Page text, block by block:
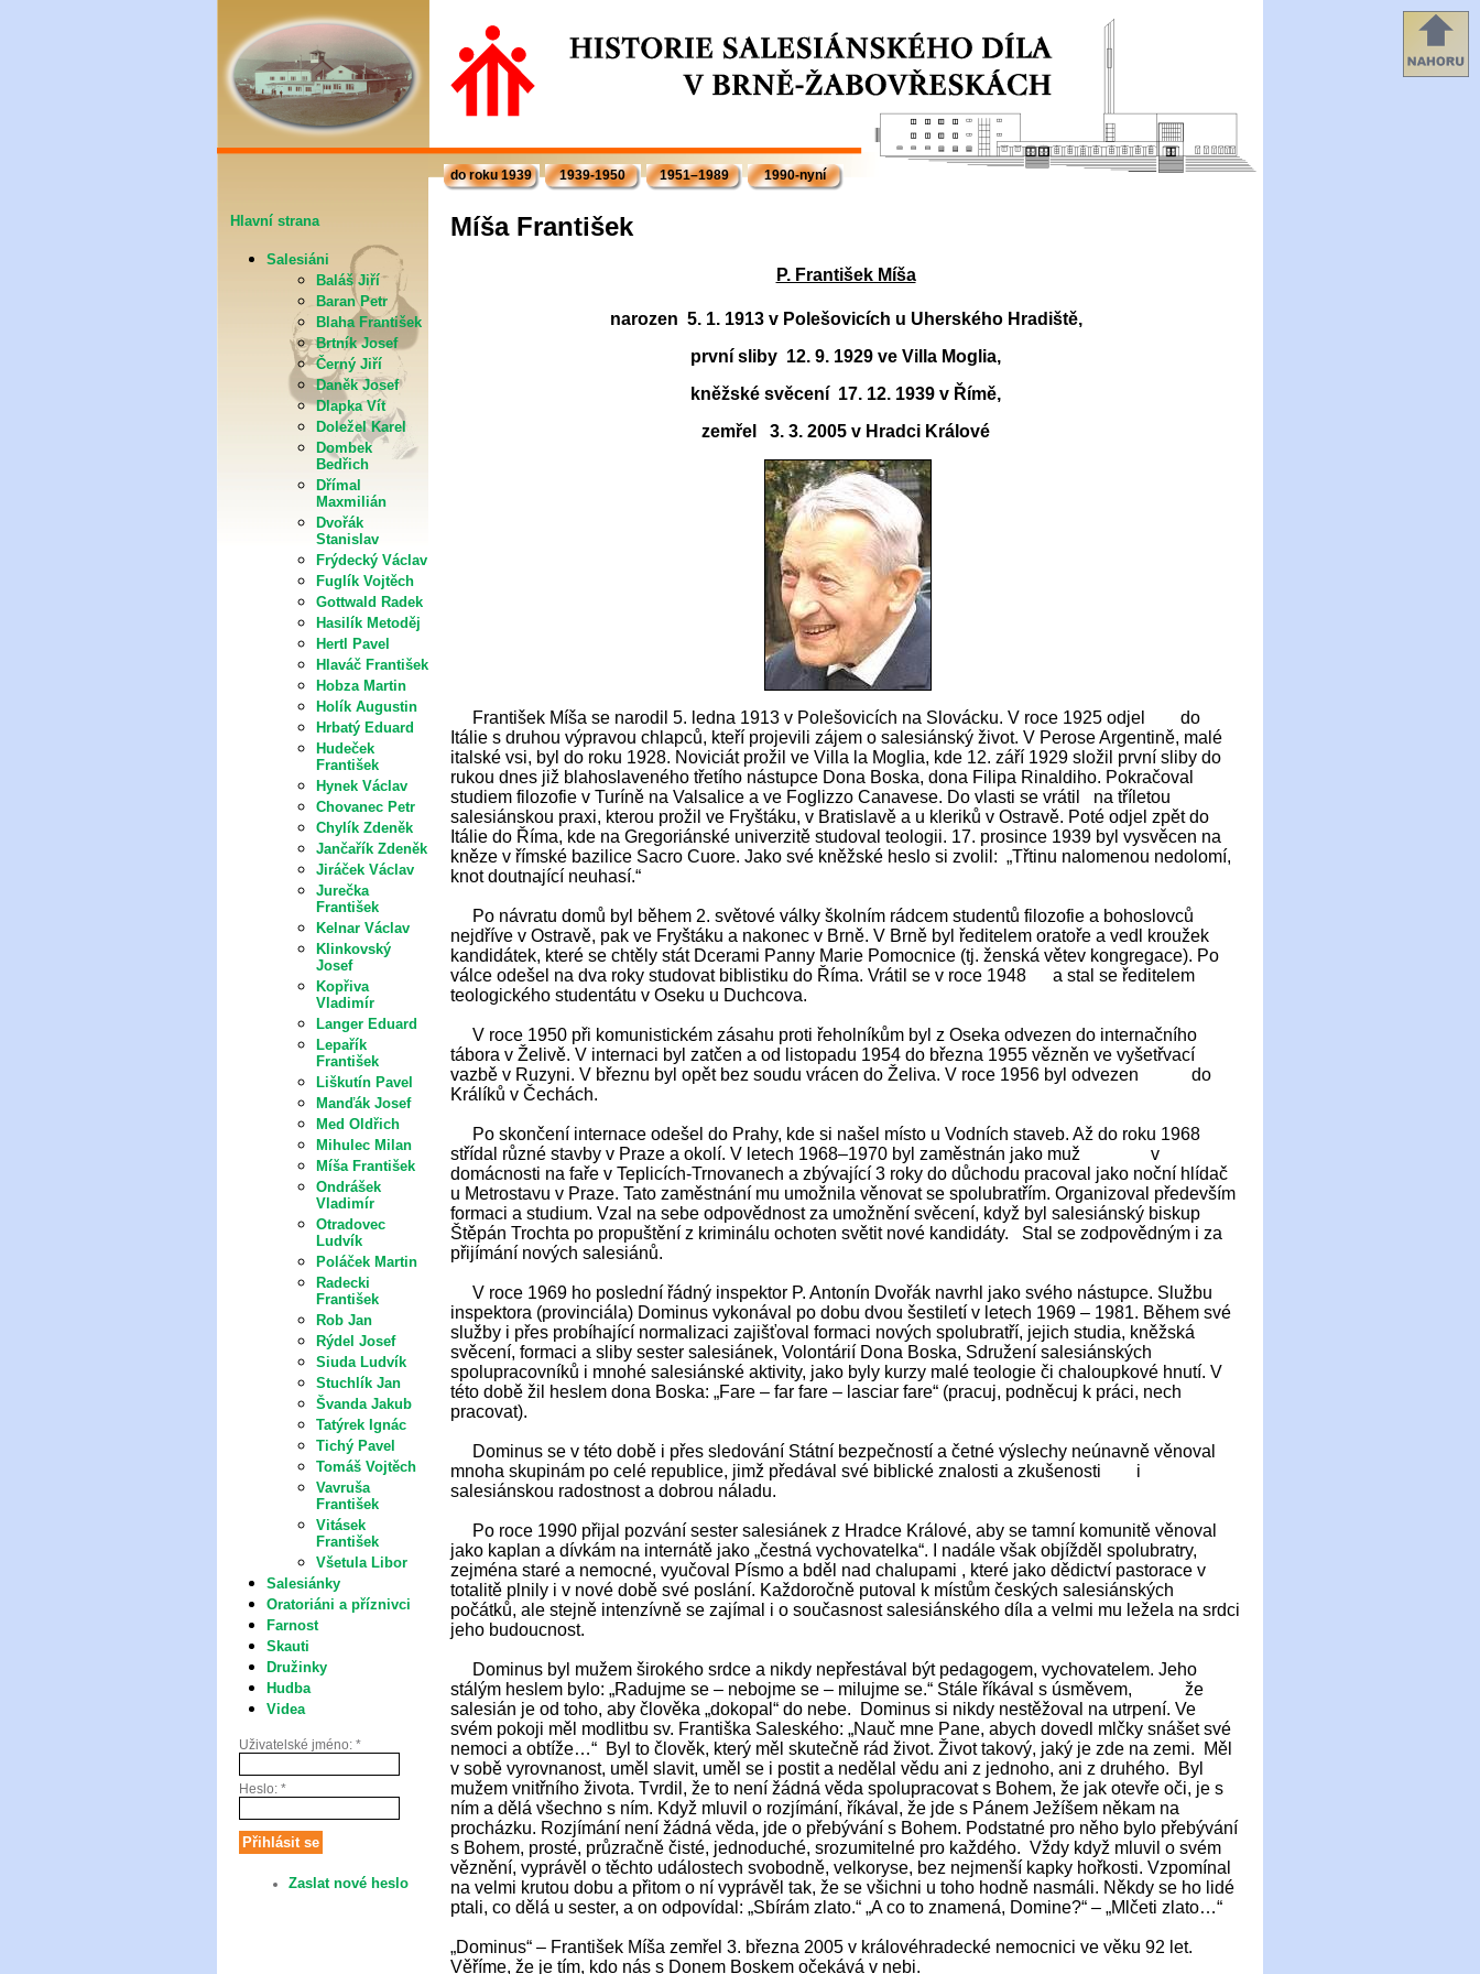
Hlavní strana
Salesiáni
Baláš Jiří
Baran Petr
Blaha František
Brtník Josef
Černý Jiří
Daněk Josef
Dlapka Vít
Doležel Karel
Dombek
Bedřich
Dřímal
Maxmilián
Dvořák
Stanislav
Frýdecký Václav
Fuglík Vojtěch
Gottwald Radek
Hasilík Metoděj
Hertl Pavel
Hlaváč František
Hobza Martin
Holík Augustin
Hrbatý Eduard
Hudeček
František
Hynek Václav
Chovanec Petr
Chylík Zdeněk
Jančařík Zdeněk
Jiráček Václav
Jurečka
František
Kelnar Václav
Klinkovský
Josef
Kopřiva
Vladimír
Langer Eduard
Lepařík
František
Liškutín Pavel
Manďák Josef
Med Oldřich
Mihulec Milan
Míša František
Ondrášek
Vladimír
Otradovec
Ludvík
Poláček Martin
Radecki
František
Rob Jan
Rýdel Josef
Siuda Ludvík
Stuchlík Jan
Švanda Jakub
Tatýrek Ignác
Tichý Pavel
Tomáš Vojtěch
Vavruša
František
Vitásek
František
Všetula Libor
Salesiánky
Oratoriáni a příznivci
Farnost
Skauti
Družinky
Hudba
Videa
Uživatelské jméno: *
Heslo: *
Zaslat nové heslo
do roku 1939 1939-1950 1951–1989 1990-nyní
Míša František
P. František Míša
narozen 5. 1. 1913 v Polešovicích u Uherského Hradiště,
první sliby 12. 9. 1929 ve Villa Moglia,
kněžské svěcení 17. 12. 1939 v Římě,
zemřel
3. 3. 2005 v Hradci Králové
František Míša se narodil 5. ledna 1913 v Polešovicích na Slovácku. V roce 1925 odjel do
Itálie s druhou výpravou chlapců, kteří projevili zájem o salesiánský život. V Perose Argentině, malé
italské vsi, byl do roku 1928. Noviciát prožil ve Villa la Moglia, kde 12. září 1929 složil první sliby do
rukou dnes již blahoslaveného třetího nástupce Dona Boska, dona Filipa Rinaldiho. Pokračoval
studiem filozofie v Turíně na Valsalice a ve Foglizzo Canavese. Do vlasti se vrátil na tříletou
salesiánskou praxi, kterou prožil ve Fryštáku, v Bratislavě a u kleriků v Ostravě. Poté odjel zpět do
Itálie do Říma, kde na Gregoriánské univerzitě studoval teologii. 17. prosince 1939 byl vysvěcen na
kněze v římské bazilice Sacro Cuore. Jako své kněžské heslo si zvolil: „Třtinu nalomenou nedolomí,
knot doutnající neuhasí.“
Po návratu domů byl během 2. světové války školním rádcem studentů filozofie a bohoslovců
nejdříve v Ostravě, pak ve Fryštáku a nakonec v Brně. V Brně byl ředitelem oratoře a vedl kroužek
kandidátek, které se chtěly stát Dcerami Panny Marie Pomocnice (tj. ženská větev kongregace). Po
válce odešel na dva roky studovat biblistiku do Říma. Vrátil se v roce 1948 a stal se ředitelem
teologického studentátu v Oseku u Duchcova.
V roce 1950 při komunistickém zásahu proti řeholníkům byl z Oseka odvezen do internačního
tábora v Želivě. V internaci byl zatčen a od listopadu 1954 do března 1955 vězněn ve vyšetřvací
vazbě v Ruzyni. V březnu byl opět bez soudu vrácen do Želiva. V roce 1956 byl odvezen do
Králíků v Čechách.
Po skončení internace odešel do Prahy, kde si našel místo u Vodních staveb. Až do roku 1968
střídal různé stavby v Praze a okolí. V letech 1968–1970 byl zaměstnán jako muž v
domácnosti na faře v Teplicích-Trnovanech a zbývající 3 roky do důchodu pracoval jako noční hlídač
u Metrostavu v Praze. Tato zaměstnání mu umožnila věnovat se spolubratřím. Organizoval především
formaci a studium. Vzal na sebe odpovědnost za umožnění svěcení, když byl salesiánský biskup
Štěpán Trochta po propuštění z kriminálu ochoten světit nové kandidáty. Stal se zodpovědným i za
přijímání nových salesiánů.
V roce 1969 ho poslední řádný inspektor P. Antonín Dvořák navrhl jako svého nástupce. Službu
inspektora (provinciála) Dominus vykonával po dobu dvou šestiletí v letech 1969 – 1981. Během své
služby i přes probíhající normalizaci zajišťoval formaci nových spolubratří, jejich studia, kněžská
svěcení, formaci a sliby sester salesiánek, Volontárií Dona Boska, Sdružení salesiánských
spolupracovníků i mnohé salesiánské aktivity, jako byly kurzy malé teologie či chaloupkové hnutí. V
této době žil heslem dona Boska: „Fare – far fare – lasciar fare“ (pracuj, podněcuj k práci, nech
pracovat).
Dominus se v této době i přes sledování Státní bezpečností a četné výslechy neúnavně věnoval
mnoha skupinám po celé republice, jimž předával své biblické znalosti a zkušenosti i
salesiánskou radostnost a dobrou náladu.
Po roce 1990 přijal pozvání sester salesiánek z Hradce Králové, aby se tamní komunitě věnoval
jako kaplan a dívkám na internátě jako „čestná vychovatelka“. I nadále však objížděl spolubratry,
zejména staré a nemocné, vyučoval Písmo a bděl nad chalupami , které jako dědictví pastorace v
totalitě plnily i v nové době své poslání. Každoročně putoval k místům českých salesiánských
počátků, ale stejně intenzívně se zajímal i o současnost salesiánského díla a velmi mu ležela na srdci
jeho budoucnost.
Dominus byl mužem širokého srdce a nikdy nepřestával být pedagogem, vychovatelem. Jeho
stálým heslem bylo: „Radujme se – nebojme se – milujme se.“ Stále říkával s úsměvem, že
salesián je od toho, aby člověka „dokopal“ do nebe. Dominus si nikdy nestěžoval na utrpení. Ve
svém pokoji měl modlitbu sv. Františka Saleského: „Nauč mne Pane, abych dovedl mlčky snášet své
nemoci a obtíže…“ Byl to člověk, který měl skutečně rád život. Život takový, jaký je zde na zemi. Měl
v sobě vyrovnanost, uměl slavit, uměl se i postit a nedělal vědu ani z jednoho, ani z druhého. Byl
mužem vnitřního života. Tvrdil, že to není žádná věda spolupracovat s Bohem, že jak otevře oči, je s
ním a dělá všechno s ním. Když mluvil o rozjímání, říkával, že jde s Pánem Ježíšem někam na
procházku. Rozjímání není žádná věda, jde o přebývání s Bohem. Podstatné pro něho bylo přebývání
s Bohem, prosté, průzračně čisté, jednoduché, srozumitelné pro každého. Vždy když mluvil o svém
věznění, vyprávěl o těchto událostech svobodně, velkoryse, bez nejmenší kapky hořkosti. Vzpomínal
na velmi krutou dobu a přitom o ní vyprávěl tak, že se všichni u toho hodně nasmáli. Někdy se ho lidé
ptali, co dělá u sester, a on odpovídal: „Sbírám zlato.“ „A co to znamená, Domine?“ – „Mlčeti zlato…“
„Dominus“ – František Míša zemřel 3. března 2005 v královéhradecké nemocnici ve věku 92 let.
Věříme, že je tím, kdo nás s Donem Boskem očekává v nebi.